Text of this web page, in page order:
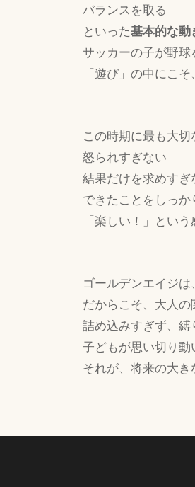
バランスを取る
といった基本的な動
サッカーの子が野球
「遊び」の中にこ
この時期に最も大
怒られすぎない
結果だけを求めすぎ
できたことをしっか
「楽しい！」とい
ゴールデンエイジは
だからこそ、大人の
詰め込みすぎず、縛
子どもが思い切り動
それが、将来の大